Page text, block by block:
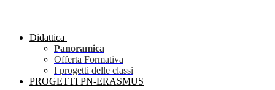
Didattica
Panoramica
Offerta Formativa
I progetti delle classi
PROGETTI PN-ERASMUS